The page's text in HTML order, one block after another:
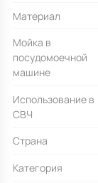
Материал
Мойка в
посудомоечной
машине
Использование в
СВЧ
Страна
Категория